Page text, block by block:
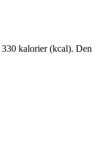
kalorier (kcal). Den